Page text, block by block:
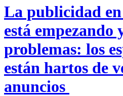
La publicidad
está empezando
problemas: los
están hartos de
anuncios